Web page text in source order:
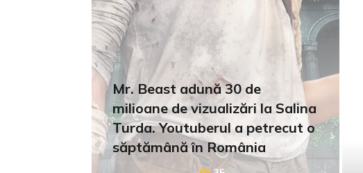
Mr. Beast adună 30 de
milioane de vizualizări la Salina
Turda. Youtuberul a petrecut o
săptămână în România